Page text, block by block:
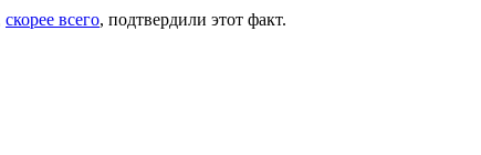
скорее всего, подтвердили этот факт.